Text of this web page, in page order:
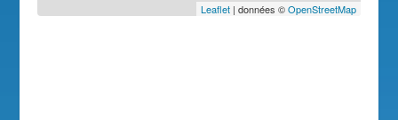
Leaflet| données ©OpenStreetMap